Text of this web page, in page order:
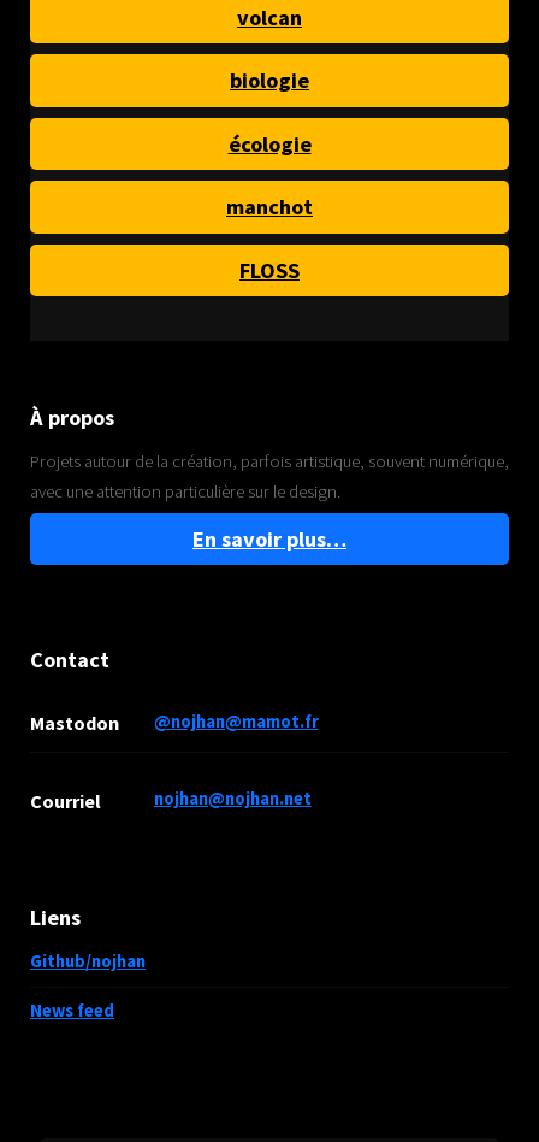
volcan
biologie
écologie
manchot
FLOSS
À propos
Projets autour de la création, parfois artistique, souvent numérique,
avec une attention particulière sur le design.
En savoir plus…
Contact
Mastodon @nojhan@mamot.fr
Courriel nojhan@nojhan.net
Liens
Github/nojhan
News feed